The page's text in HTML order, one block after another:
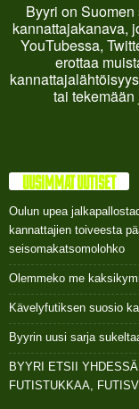
Byyri on
kannattajakanava,
YouTubessa,
erottaa
tai
UUSIMMAT UUTISET
Oulun upea
kannattajien toiveesta
seisomakatsomolohko
Olemmeko me
Kävelyfutiksen suosio
Byyrin uusi sarja
BYYRI ETSII
FUTISTUKKAA,